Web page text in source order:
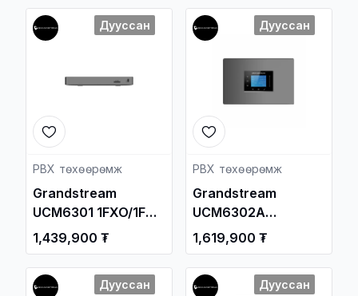
/ Утасгүй цацагч
төхөөрөмж ,
салаалагч ,
Сүлжээний
Дууссан
PBX төхөөрөмж
Grandstream
UCM6301 1FXO/1FXS
Ports 500-User IP
PBX
1,439,900 ₮
Дууссан
PBX төхөөрөмж
Grandstream
UCM6302A
2FXO/2FXS Ports
500-User IP PBX
(Audio Only)
1,619,900 ₮
Дууссан Дууссан